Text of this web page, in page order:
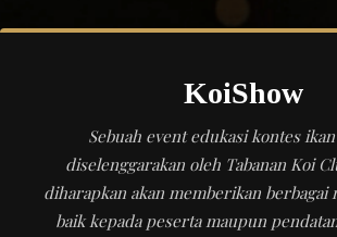
KoiShow
Sebuah event edukasi kontes
diselenggarakan oleh Tabanan Koi
diharapkan akan memberikan berbagai
baik kepada peserta maupun